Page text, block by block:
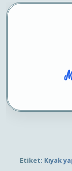
Etiket: Kıyak